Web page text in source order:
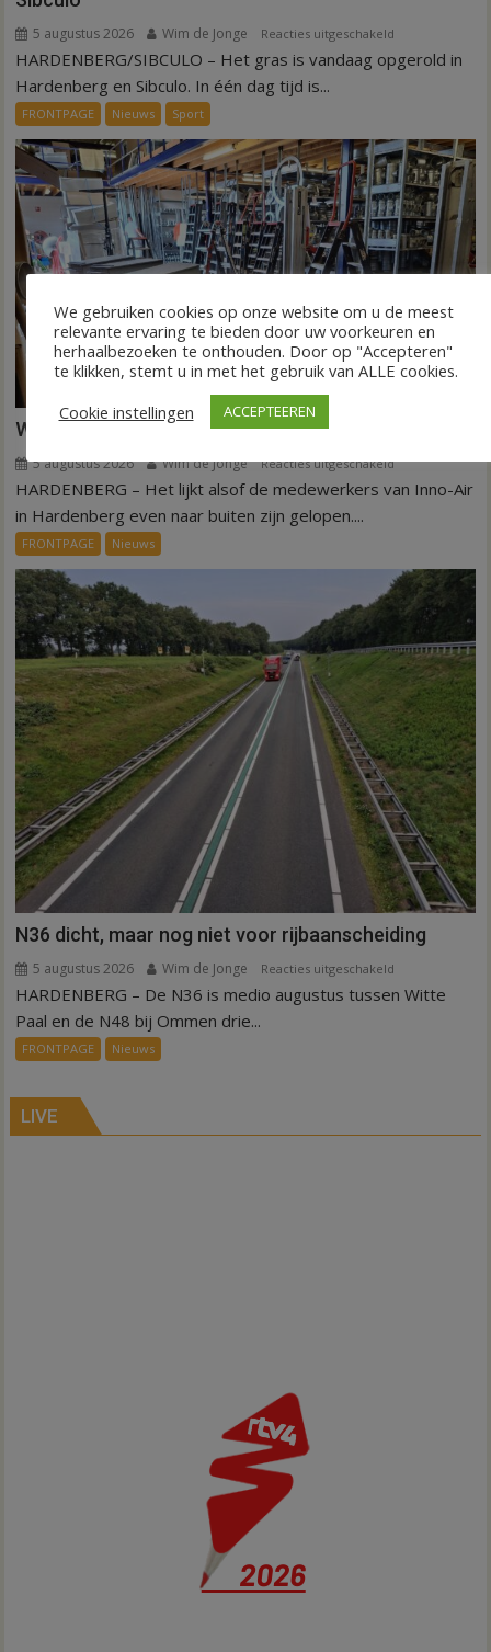
5 augustus 2026 Wim de Jonge Reacties uitgeschakeld
Binnen
kunstgras
weg
in
Hardenberg
en
Sibculo
HARDENBERG/SIBCULO – Het gras is vandaag opgerold in
Hardenberg en Sibculo. In één dag tijd is...
FRONTPAGE Nieuws Sport
Warmte symbolisch voor ondergang Inno-Air
5 augustus 2026 Wim de Jonge Reacties uitgeschakeldvoor
Warmte
Inno-
HARDENBERG – Het lijkt alsof de medewerkers van Inno-Air
in Hardenberg even naar buiten zijn gelopen....
FRONTPAGE Nieuws
N36 dicht, maar nog niet voor rijbaanscheiding
5 augustus 2026 Wim de Jonge Reacties uitgeschakeld
N36
rijbaanscheiding
HARDENBERG – De N36 is medio augustus tussen Witte
Paal en de N48 bij Ommen drie...
FRONTPAGE Nieuws
LIVE
We gebruiken cookies op onze website om u de meest
relevante ervaring te bieden door uw voorkeuren en
herhaalbezoeken te onthouden. Door op "Accepteren"
te klikken, stemt u in met het gebruik van ALLE cookies.
Cookie instellingen
ACCEPTEEREN